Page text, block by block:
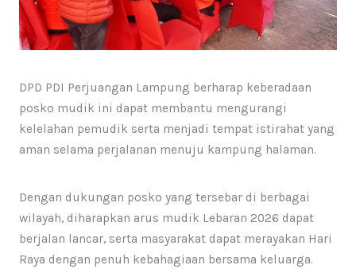
DPD PDI Perjuangan Lampung berharap keberadaan
posko mudik ini dapat membantu mengurangi
kelelahan pemudik serta menjadi tempat istirahat yang
aman selama perjalanan menuju kampung halaman.
Dengan dukungan posko yang tersebar di berbagai
wilayah, diharapkan arus mudik Lebaran 2026 dapat
berjalan lancar, serta masyarakat dapat merayakan Hari
Raya dengan penuh kebahagiaan bersama keluarga.